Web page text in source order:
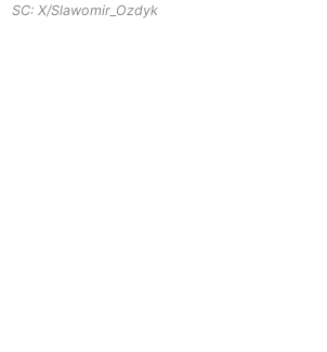
SC: X/Slawomir_Ozdyk